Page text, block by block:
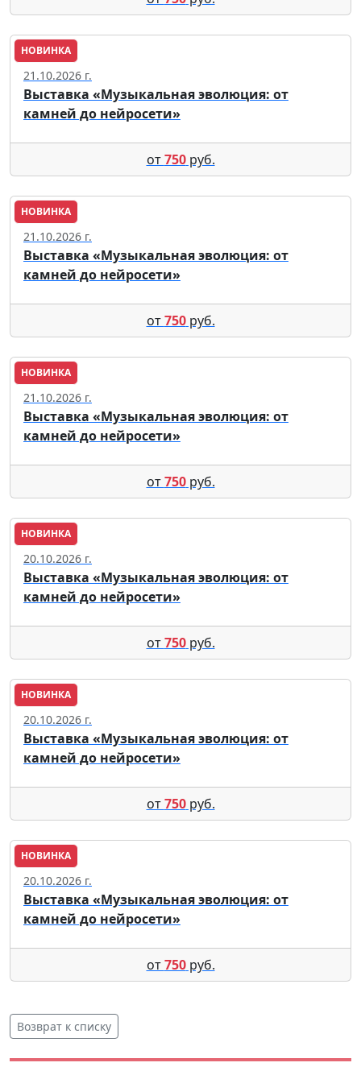
НОВИНКА
Москва
21.10.2026 г.
Выставка «Музыкальная эволюция: от
камней до нейросети»
от750руб.
НОВИНКА
Москва
21.10.2026 г.
Выставка «Музыкальная эволюция: от
камней до нейросети»
от750руб.
НОВИНКА
Москва
21.10.2026 г.
Выставка «Музыкальная эволюция: от
камней до нейросети»
от750руб.
НОВИНКА
Москва
20.10.2026 г.
Выставка «Музыкальная эволюция: от
камней до нейросети»
от750руб.
НОВИНКА
Москва
20.10.2026 г.
Выставка «Музыкальная эволюция: от
камней до нейросети»
от750руб.
НОВИНКА
Москва
20.10.2026 г.
Выставка «Музыкальная эволюция: от
камней до нейросети»
от750руб.
Возврат к списку